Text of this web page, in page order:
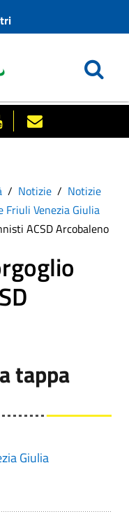
Notizie
Notizie
Friuli Venezia Giulia
ACSD Arcobaleno
tappa
Giulia